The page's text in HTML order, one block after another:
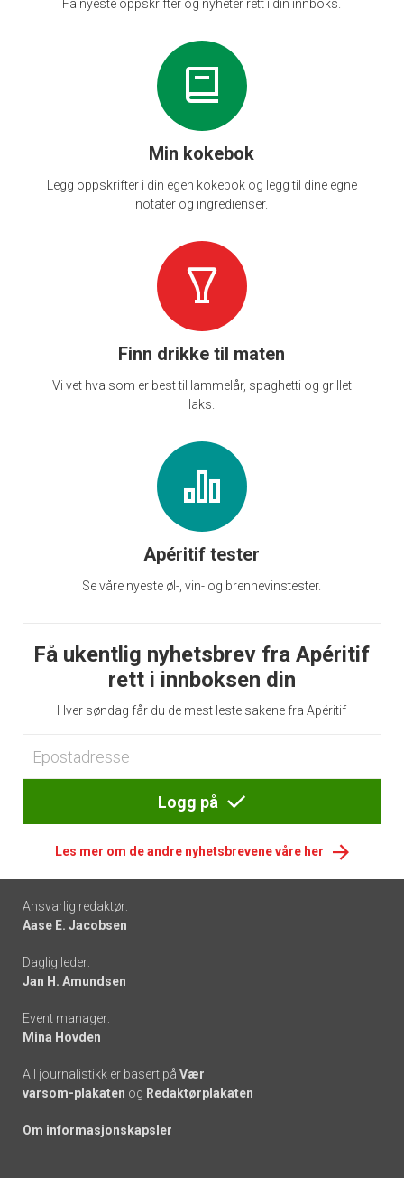
Få nyeste oppskrifter og nyheter rett i din innboks.
Min kokebok
Legg oppskrifter i din egen kokebok og legg til dine egne
notater og ingredienser.
Finn drikke til maten
Vi vet hva som er best til lammelår, spaghetti og grillet
laks.
Apéritif tester
Se våre nyeste øl-, vin- og brennevinstester.
Få ukentlig nyhetsbrev fra Apéritif
rett i innboksen din
Hver søndag får du de mest leste sakene fra Apéritif
Logg på
Les mer om de andre nyhetsbrevene våre her
Footer
-
links
Ansvarlig redaktør:
Aase E. Jacobsen
Daglig leder:
Jan H. Amundsen
Event manager:
Mina Hovden
All journalistikk er basert på Vær
varsom-plakaten og Redaktørplakaten
Om informasjonskapsler